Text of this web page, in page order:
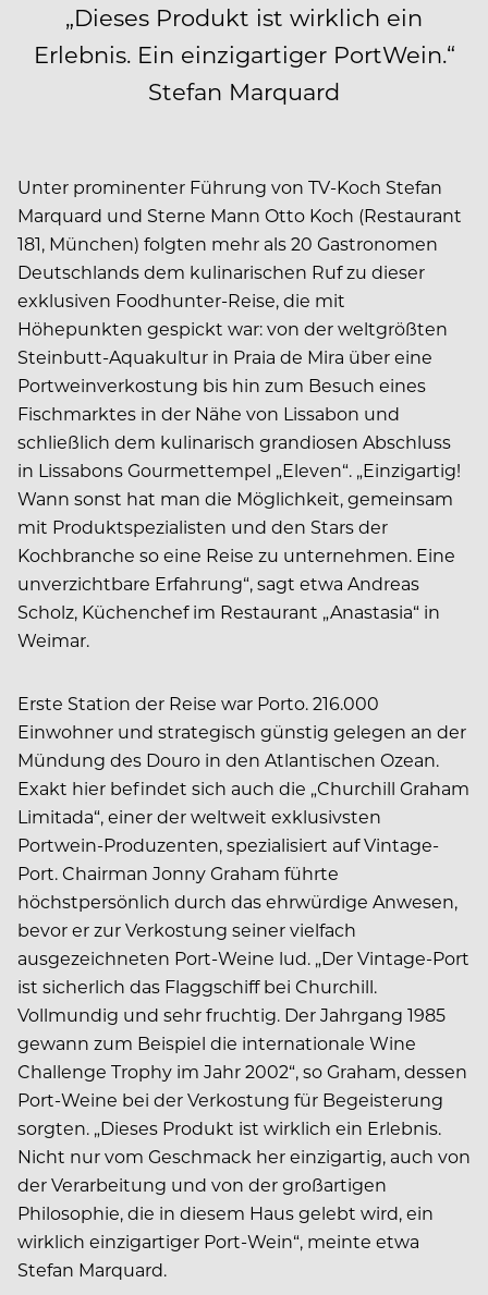
„Dieses Produkt ist wirklich ein
Erlebnis. Ein einzigartiger PortWein.“
Stefan Marquard
Unter prominenter Führung von TV-Koch Stefan
Marquard und Sterne Mann Otto Koch (Restaurant
181, München) folgten mehr als 20 Gastronomen
Deutschlands dem kulinarischen Ruf zu dieser
exklusiven Foodhunter-Reise, die mit
Höhepunkten gespickt war: von der weltgrößten
Steinbutt-Aquakultur in Praia de Mira über eine
Portweinverkostung bis hin zum Besuch eines
Fischmarktes in der Nähe von Lissabon und
schließlich dem kulinarisch grandiosen Abschluss
in Lissabons Gourmettempel „Eleven“. „Einzigartig!
Wann sonst hat man die Möglichkeit, gemeinsam
mit Produktspezialisten und den Stars der
Kochbranche so eine Reise zu unternehmen. Eine
unverzichtbare Erfahrung“, sagt etwa Andreas
Scholz, Küchenchef im Restaurant „Anastasia“ in
Weimar.
Erste Station der Reise war Porto. 216.000
Einwohner und strategisch günstig gelegen an der
Mündung des Douro in den Atlantischen Ozean.
Exakt hier befindet sich auch die „Churchill Graham
Limitada“, einer der weltweit exklusivsten
Portwein-Produzenten, spezialisiert auf Vintage-
Port. Chairman Jonny Graham führte
höchstpersönlich durch das ehrwürdige Anwesen,
bevor er zur Verkostung seiner vielfach
ausgezeichneten Port-Weine lud. „Der Vintage-Port
ist sicherlich das Flaggschiff bei Churchill.
Vollmundig und sehr fruchtig. Der Jahrgang 1985
gewann zum Beispiel die internationale Wine
Challenge Trophy im Jahr 2002“, so Graham, dessen
Port-Weine bei der Verkostung für Begeisterung
sorgten. „Dieses Produkt ist wirklich ein Erlebnis.
Nicht nur vom Geschmack her einzigartig, auch von
der Verarbeitung und von der großartigen
Philosophie, die in diesem Haus gelebt wird, ein
wirklich einzigartiger Port-Wein“, meinte etwa
Stefan Marquard.